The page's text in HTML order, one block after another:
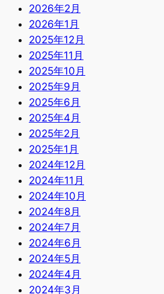
2026年2月
2026年1月
2025年12月
2025年11月
2025年10月
2025年9月
2025年6月
2025年4月
2025年2月
2025年1月
2024年12月
2024年11月
2024年10月
2024年8月
2024年7月
2024年6月
2024年5月
2024年4月
2024年3月